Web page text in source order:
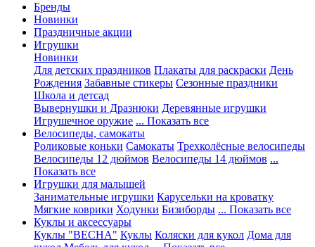
Бренды
Новинки
Праздничные акции
Игрушки
Новинки
Для детских праздников Плакаты для раскраски День
Рождения Забавные стикеры Сезонные праздники
Школа и детсад
Вывернушки и Дразнюки Деревянные игрушки
Игрушечное оружие ... Показать все
Велосипеды, самокаты
Роликовые коньки Самокаты Трехколёсные велосипеды
Велосипеды 12 дюймов Велосипеды 14 дюймов ...
Показать все
Игрушки для малышей
Занимательные игрушки Карусельки на кроватку
Мягкие коврики Ходунки Бизиборды ... Показать все
Куклы и аксессуары
Куклы "ВЕСНА" Куклы Коляски для кукол Дома для